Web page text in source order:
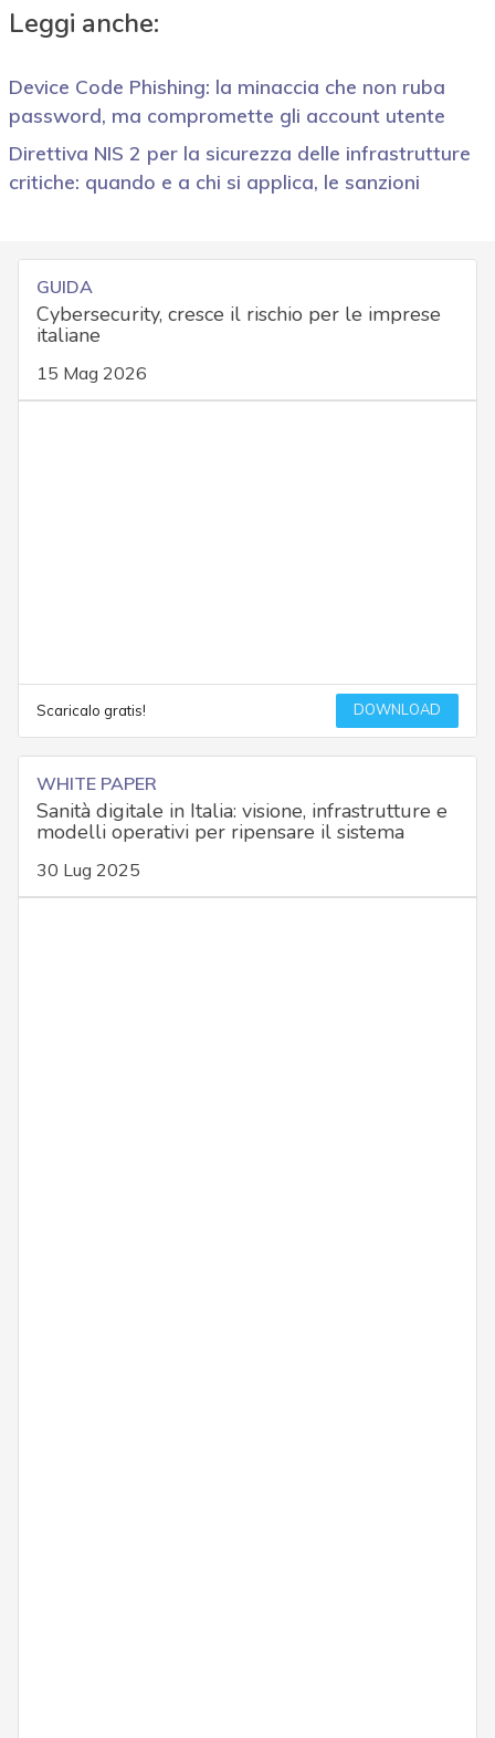
Leggi anche:
Device Code Phishing: la minaccia che non ruba
password, ma compromette gli account utente
Direttiva NIS 2 per la sicurezza delle infrastrutture
critiche: quando e a chi si applica, le sanzioni
GUIDA
Cybersecurity, cresce il rischio per le imprese
italiane
15 Mag 2026
Scaricalo gratis! DOWNLOAD
WHITE PAPER
Sanità digitale in Italia: visione, infrastrutture e
modelli operativi per ripensare il sistema
30 Lug 2025